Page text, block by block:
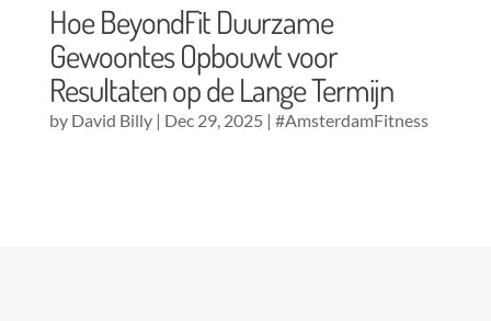
Hoe BeyondFit Duurzame
Gewoontes Opbouwt voor
Resultaten op de Lange Termijn
by David Billy| Dec 29, 2025 | #AmsterdamFitness